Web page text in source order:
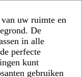
uw ruimte en
De
in alle
perfecte
kunt
gebruiken